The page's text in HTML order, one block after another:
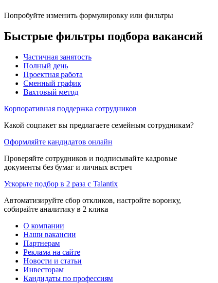
Попробуйте изменить формулировку или фильтры
Быстрые фильтры подбора вакансий
Частичная занятость
Полный день
Проектная работа
Сменный график
Вахтовый метод
Корпоративная поддержка сотрудников
Какой соцпакет вы предлагаете семейным сотрудникам?
Оформляйте кандидатов онлайн
Проверяйте сотрудников и подписывайте кадровые
документы без бумаг и личных встреч
Ускорьте подбор в 2 раза с Talantix
Автоматизируйте сбор откликов, настройте воронку,
собирайте аналитику в 2 клика
О компании
Наши вакансии
Партнерам
Реклама на сайте
Новости и статьи
Инвесторам
Кандидаты по профессиям